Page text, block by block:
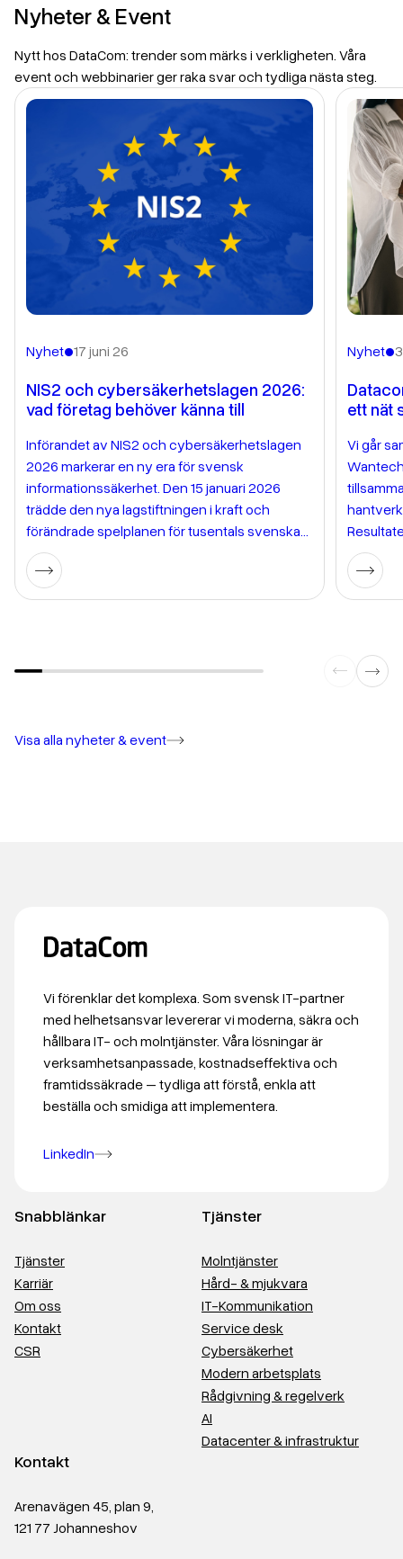
Nyheter & Event
Nytt hos DataCom: trender som märks i verkligheten. Våra
event och webbinarier ger raka svar och tydliga nästa steg.
Nyhet•17 juni 26
NIS2 och cybersäkerhetslagen 2026:
vad företag behöver känna till
Införandet av NIS2 och cybersäkerhetslagen
2026 markerar en ny era för svensk
informationssäkerhet. Den 15 januari 2026
trädde den nya lagstiftningen i kraft och
förändrade spelplanen för tusentals svenska
företag och organisationer. Lagen genomför
EU NIS2-direktiv i svensk rätt och ställer
betydligt skarpare krav på riskhantering,
Nyhet•
ett nät
Vi går
jobbet
Visa alla nyheter & event
Vi förenklar det komplexa. Som svensk IT-partner
med helhetsansvar levererar vi moderna, säkra och
hållbara IT- och molntjänster. Våra lösningar är
verksamhetsanpassade, kostnadseffektiva och
framtidssäkrade – tydliga att förstå, enkla att
beställa och smidiga att implementera.
LinkedIn
Snabblänkar
Tjänster
Karriär
Om oss
Kontakt
CSR
Tjänster
Molntjänster
Hård- & mjukvara
IT-Kommunikation
Service desk
Cybersäkerhet
Modern arbetsplats
Rådgivning & regelverk
AI
Datacenter & infrastruktur
Kontakt
Arenavägen 45, plan 9,
121 77 Johanneshov